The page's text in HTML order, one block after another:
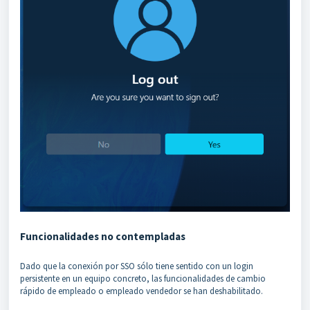
Funcionalidades no contempladas
Dado que la conexión por SSO sólo tiene sentido con un login
persistente en un equipo concreto, las funcionalidades de cambio
rápido de empleado o empleado vendedor se han deshabilitado.